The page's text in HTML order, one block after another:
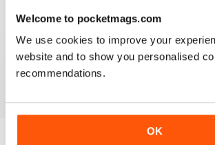
Welcome to pocketmags.com
We use cookies to improve your
website and to show you personalised
recommendations.
OK
apr/mag/giu 26
Buy for$3.99
Febb/Marz/Apri 26
Buy for $3.99